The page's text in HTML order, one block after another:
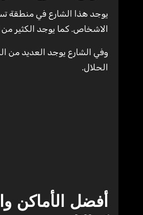
يوجد هذا الشارع في منطقة
الاشخاص. كما يوجد الكثير من
وفي الشارع يوجد العديد من
الحلال.
أفضل الأماكن